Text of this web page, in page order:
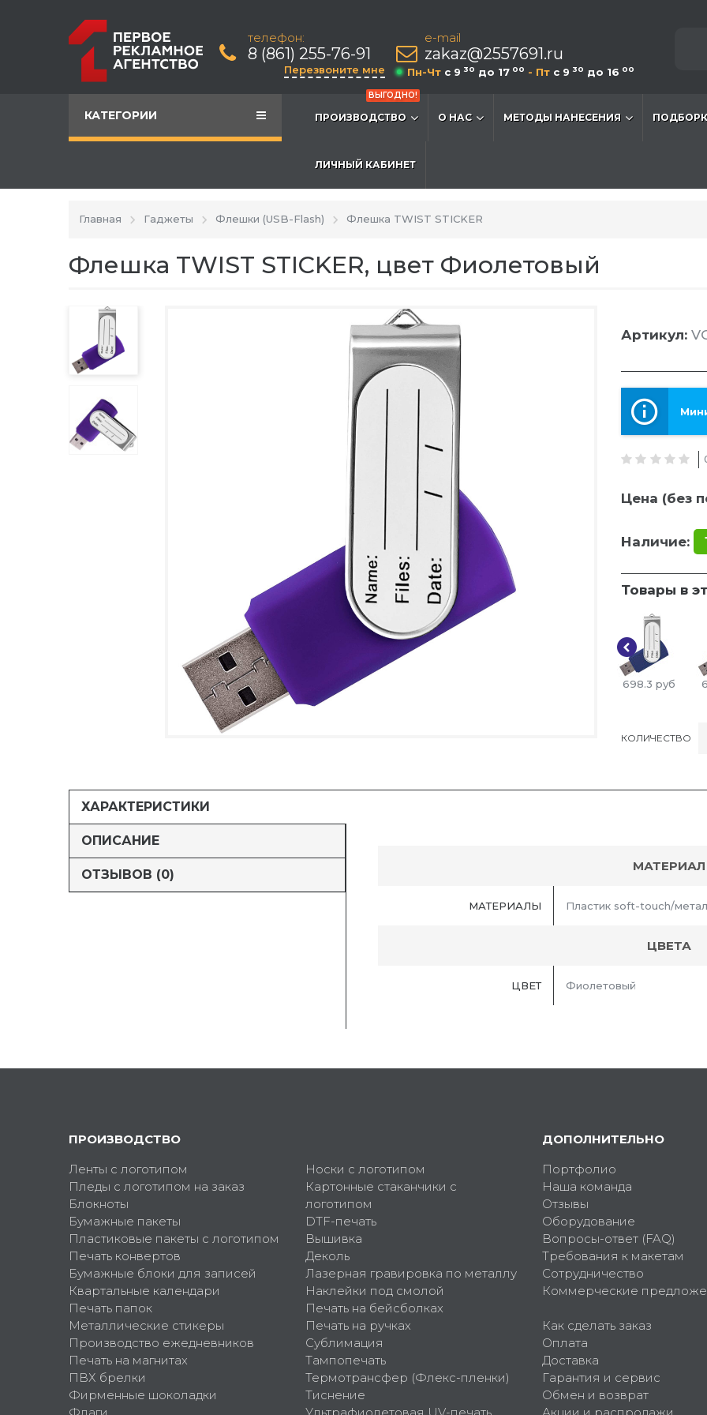
телефон:
8 (861) 255-76-91
Перезвоните мне
e-mail
zakaz@2557691.ru
Пн-Чт c 9 30 до 17 00 - Пт c 9 30 до 16 00
КАТЕГОРИИ
ВЫГОДНО!
ПРОИЗВОДСТВО О НАС МЕТОДЫ НАНЕСЕНИЯ
ЛИЧНЫЙ КАБИНЕТ
Главная Гаджеты Флешки (USB-Flash) Флешка TWIST STICKER
Флешка TWIST STICKER, цвет Фиолетовый
Артикул:
Цена (без
Наличие:
Товары в
698.3 руб
КОЛИЧЕСТВО
ХАРАКТЕРИСТИКИ
ОПИСАНИЕ
ОТЗЫВОВ (0)
МАТЕРИАЛ
МАТЕРИАЛЫ Пластик soft-touch/
ЦВЕТА
ЦВЕТ Фиолетовый
ПРОИЗВОДСТВО
Ленты с логотипом
Пледы с логотипом на заказ
Блокноты
Бумажные пакеты
Пластиковые пакеты с логотипом
Печать конвертов
Бумажные блоки для записей
Квартальные календари
Печать папок
Металлические стикеры
Производство ежедневников
Печать на магнитах
ПВХ брелки
Фирменные шоколадки
Носки с логотипом
Картонные стаканчики с
логотипом
DTF-печать
Вышивка
Деколь
Лазерная гравировка по металлу
Наклейки под смолой
Печать на бейсболках
Печать на ручках
Сублимация
Тампопечать
Термотрансфер (Флекс-пленки)
Тиснение
ДОПОЛНИТЕЛЬНО
Портфолио
Наша команда
Отзывы
Оборудование
Вопросы-ответ (FAQ)
Требования к макетам
Сотрудничество
Коммерческие
Как сделать заказ
Оплата
Доставка
Гарантия и сервис
Обмен и возврат